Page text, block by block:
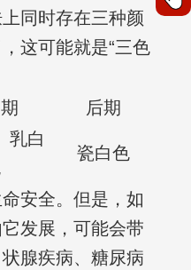
同时存在三种颜
这可能就是“三色
后期
乳白
瓷白色
安全。但是，如
发展，可能会带
腺疾病、糖尿病